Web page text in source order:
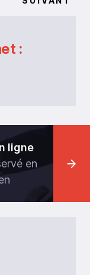
:
ligne
en